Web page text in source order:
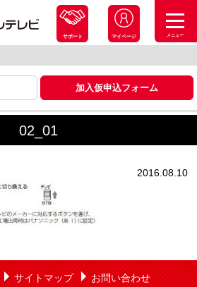
サポート マイページ メニュー
加入仮申込フォーム
02_01
2016.08.10
サイトマップ
お問い合わせ